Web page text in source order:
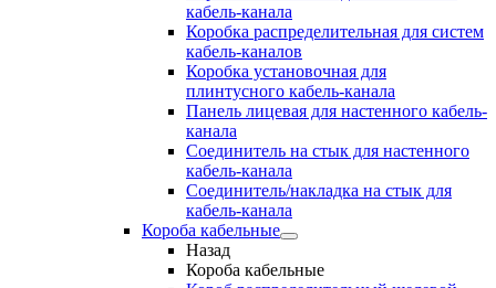
кабель-канала
Коробка распределительная для систем
кабель-каналов
Коробка установочная для
плинтусного кабель-канала
Панель лицевая для настенного кабель-
канала
Соединитель на стык для настенного
кабель-канала
Соединитель/накладка на стык для
кабель-канала
Короба кабельные
Назад
Короба кабельные